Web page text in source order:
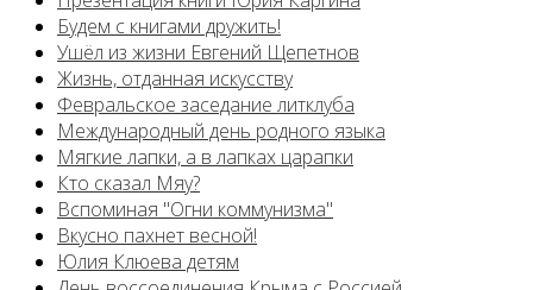
Будем с книгами дружить!
Ушёл из жизни Евгений Щепетнов
Жизнь, отданная искусству
Февральское заседание литклуба
Международный день родного языка
Мягкие лапки, а в лапках царапки
Кто сказал Мяу?
Вспоминая "Огни коммунизма"
Вкусно пахнет весной!
Юлия Клюева детям